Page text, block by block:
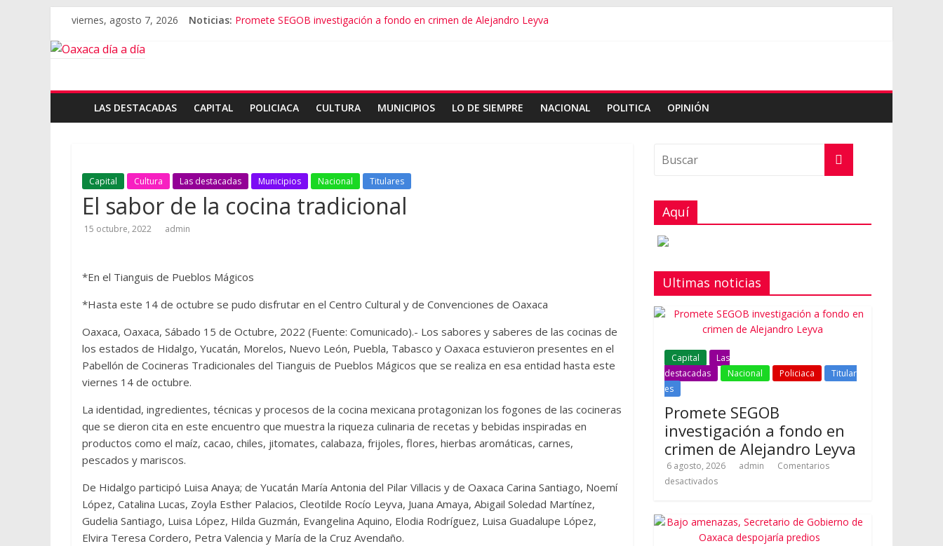
viernes, agosto 7, 2026 Noticias: Promete SEGOB investigación a fondo en crimen de Alejandro Leyva
LAS DESTACADAS
CAPITAL POLICIACA CULTURA MUNICIPIOS LO DE SIEMPRE NACIONAL POLITICA OPINIÓN
Capital Cultura Las destacadas Municipios Nacional Titulares
El sabor de la cocina tradicional
15 octubre, 2022 admin
*En el Tianguis de Pueblos Mágicos
*Hasta este 14 de octubre se pudo disfrutar en el Centro Cultural y de Convenciones de Oaxaca
Oaxaca, Oaxaca, Sábado 15 de Octubre, 2022 (Fuente: Comunicado).- Los sabores y saberes de las cocinas de
los estados de Hidalgo, Yucatán, Morelos, Nuevo León, Puebla, Tabasco y Oaxaca estuvieron presentes en el
Pabellón de Cocineras Tradicionales del Tianguis de Pueblos Mágicos que se realiza en esa entidad hasta este
viernes 14 de octubre.
La identidad, ingredientes, técnicas y procesos de la cocina mexicana protagonizan los fogones de las cocineras
que se dieron cita en este encuentro que muestra la riqueza culinaria de recetas y bebidas inspiradas en
productos como el maíz, cacao, chiles, jitomates, calabaza, frijoles, flores, hierbas aromáticas, carnes,
pescados y mariscos.
De Hidalgo participó Luisa Anaya; de Yucatán María Antonia del Pilar Villacis y de Oaxaca Carina Santiago, Noemí
López, Catalina Lucas, Zoyla Esther Palacios, Cleotilde Rocío Leyva, Juana Amaya, Abigail Soledad Martínez,
Gudelia Santiago, Luisa López, Hilda Guzmán, Evangelina Aquino, Elodia Rodríguez, Luisa Guadalupe López,
Elvira Teresa Cordero, Petra Valencia y María de la Cruz Avendaño.
Aquí
Ultimas noticias
Capital
Las
destacadas
Nacional Policiaca
Titular
es
Promete SEGOB
investigación a fondo en
crimen de Alejandro Leyva
6 agosto, 2026 admin
Comentarios
desactivados